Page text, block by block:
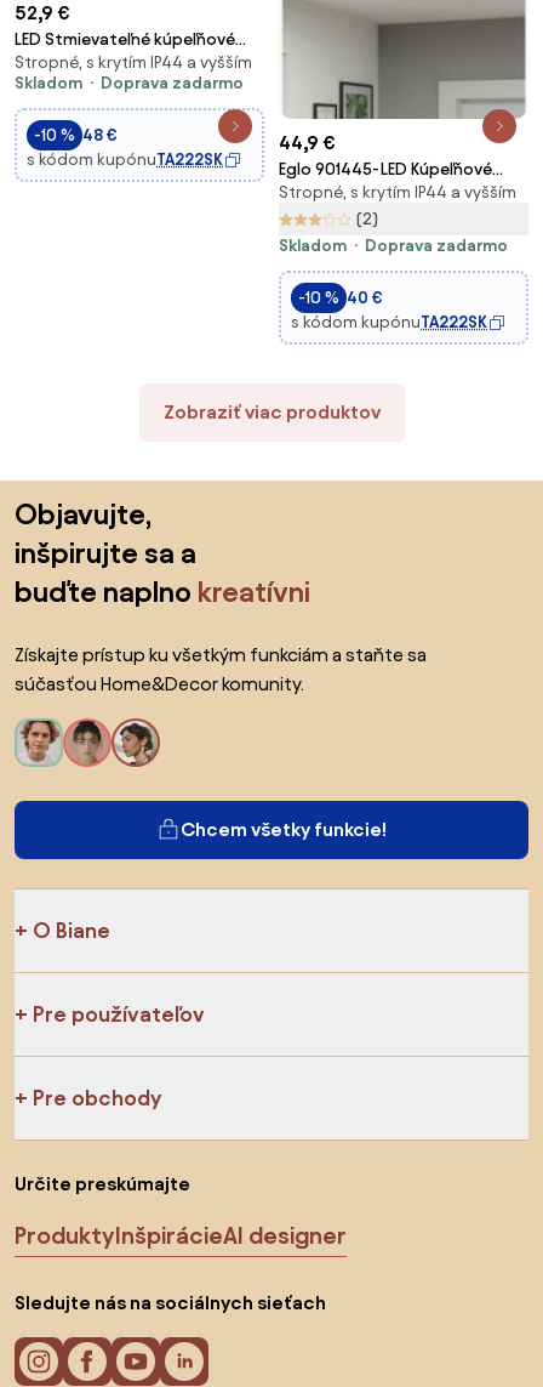
52,9 €
LED Stmievateľné kúpeľňové
stropné svietidlo ELIZA
LED/48W/230V IP44 + DO
Stropné, s krytím IP44 a vyšším
Skladom
Doprava zadarmo
-10 % 48 €
s kódom kupónuTA222SK
44,9 €
Eglo 901445-LED Kúpeľňové
stropné svietidlo ROVITO
17,2W/230V 30x57cm IP44
čierna
Stropné, s krytím IP44 a vyšším
(2)
Skladom
Doprava zadarmo
-10 % 40 €
s kódom kupónuTA222SK
Zobraziť viac produktov
Objavujte,
inšpirujte sa a
buďte naplno kreatívni
Získajte prístup ku všetkým funkciám a staňte sa
súčasťou Home&Decor komunity.
Chcem všetky funkcie!
O Biane
Pre používateľov
Pre obchody
Určite preskúmajte
ProduktyInšpirácieAI designer
Sledujte nás na sociálnych sieťach